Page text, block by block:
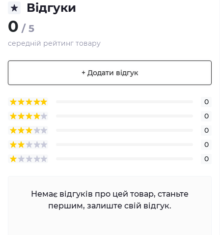
Відгуки
0 / 5
середній рейтинг товару
+ Додати відгук
0
0
0
0
0
Немає відгуків про цей товар, станьте
першим, залиште свій відгук.